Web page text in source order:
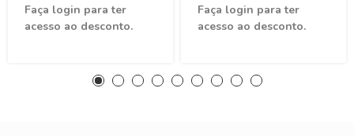
Faça login para ter
acesso ao desconto.
Faça login para ter
acesso ao desconto.